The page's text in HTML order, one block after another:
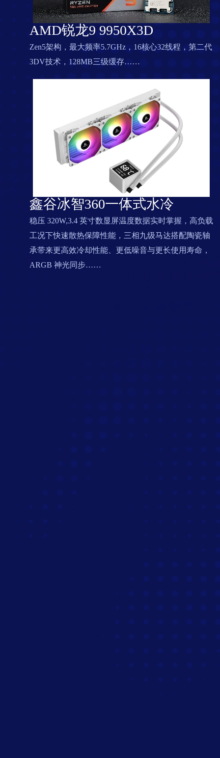
AMD锐龙9 9950X3D
Zen5架构，最大频率5.7GHz，16核心32线程，第二代
3DV技术，128MB三级缓存……
鑫谷冰智360一体式水冷
稳压 320W,3.4 英寸数显屏温度数据实时掌握，高负载
工况下快速散热保障性能，三相九级马达搭配陶瓷轴
承带来更高效冷却性能、更低噪音与更长使用寿命，
ARGB 神光同步……